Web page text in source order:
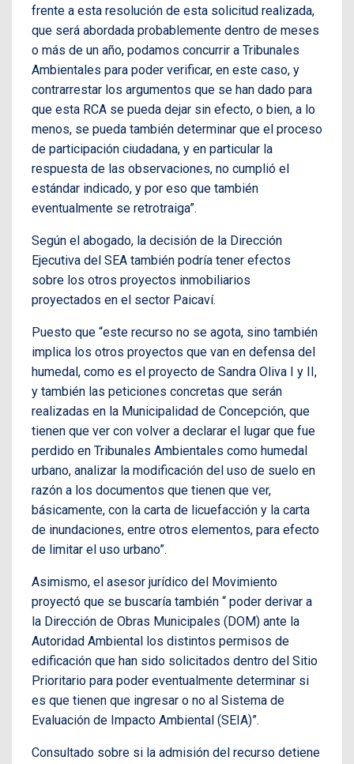
frente a esta resolución de esta solicitud realizada,
que será abordada probablemente dentro de meses
o más de un año, podamos concurrir a Tribunales
Ambientales para poder verificar, en este caso, y
contrarrestar los argumentos que se han dado para
que esta RCA se pueda dejar sin efecto, o bien, a lo
menos, se pueda también determinar que el proceso
de participación ciudadana, y en particular la
respuesta de las observaciones, no cumplió el
estándar indicado, y por eso que también
eventualmente se retrotraiga”.
Según el abogado, la decisión de la Dirección
Ejecutiva del SEA también podría tener efectos
sobre los otros proyectos inmobiliarios
proyectados en el sector Paicaví.
Puesto que “este recurso no se agota, sino también
implica los otros proyectos que van en defensa del
humedal, como es el proyecto de Sandra Oliva I y II,
y también las peticiones concretas que serán
realizadas en la Municipalidad de Concepción, que
tienen que ver con volver a declarar el lugar que fue
perdido en Tribunales Ambientales como humedal
urbano, analizar la modificación del uso de suelo en
razón a los documentos que tienen que ver,
básicamente, con la carta de licuefacción y la carta
de inundaciones, entre otros elementos, para efecto
de limitar el uso urbano”.
Asimismo, el asesor jurídico del Movimiento
proyectó que se buscaría también “ poder derivar a
la Dirección de Obras Municipales (DOM) ante la
Autoridad Ambiental los distintos permisos de
edificación que han sido solicitados dentro del Sitio
Prioritario para poder eventualmente determinar si
es que tienen que ingresar o no al Sistema de
Evaluación de Impacto Ambiental (SEIA)”.
Consultado sobre si la admisión del recurso detiene